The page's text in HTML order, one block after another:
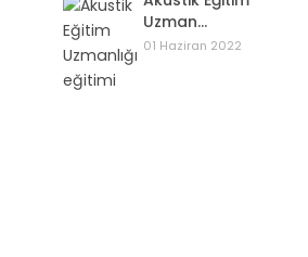
Uzman...
01 Haziran 2022